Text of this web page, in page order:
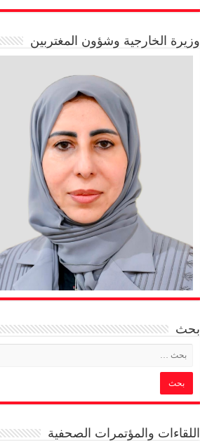
وزيرة الخارجية وشؤون المغتربين
بحث
اللقاءات والمؤتمرات الصحفية